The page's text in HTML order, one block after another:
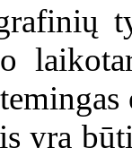
yra